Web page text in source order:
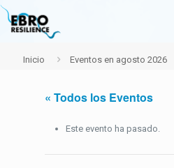
Inicio Eventos en agosto 2026
« Todos los Eventos
Este evento ha pasado.